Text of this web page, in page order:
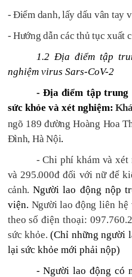
- Điểm danh, lấy dấu vân tay
- Hướng dẫn các thủ tục xuất
1.2 Địa điểm tập
nghiệm virus Sars-CoV-2
- Địa điểm tập trung
sức khỏe và xét nghiệm:
ngõ 189 đường Hoàng Hoa
Đình, Hà Nội.
- Chi phí khám và xét
và 295.000đ đối với nữ để
cảnh.Người lao động nộp
viện. Người lao độngliên hệ
theo số điện thoại:
sức khỏe. (Chỉ những người
lại sức khỏe mới phải nộp)
- Người lao động có